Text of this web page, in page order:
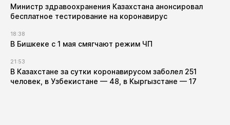
Министр здравоохранения Казахстана анонсировал
бесплатное тестирование на коронавирус
18:38
В Бишкеке с 1 мая смягчают режим ЧП
21:53
В Казахстане за сутки коронавирусом заболел 251
человек, в Узбекистане — 48, в Кыргызстане — 17